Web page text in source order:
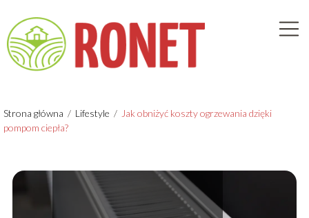
Strona główna / Lifestyle / Jak obniżyć koszty ogrzewania dzięki
pompom ciepła?